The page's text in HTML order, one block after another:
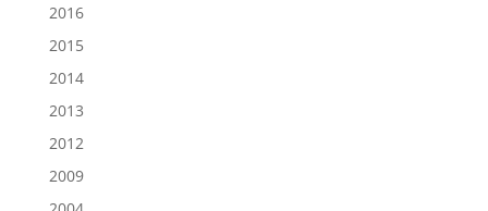
2016
2015
2014
2013
2012
2009